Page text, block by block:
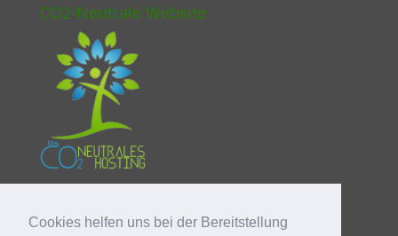
Cookies helfen uns bei der Bereitstellung
CO2-Neutrale Website